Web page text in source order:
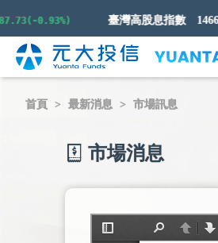
0.93%) 臺灣高股息指數 14667.29
首頁 最新消息 市場訊息
市場消息